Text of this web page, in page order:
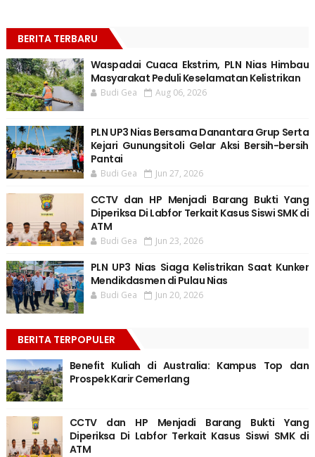
BERITA TERBARU
Waspadai Cuaca Ekstrim, PLN Nias Himbau
Masyarakat Peduli Keselamatan Kelistrikan
Budi Gea Aug 06, 2026
PLN UP3 Nias Bersama Danantara Grup Serta
Kejari Gunungsitoli Gelar Aksi Bersih-bersih
Pantai
Budi Gea Jun 27, 2026
CCTV dan HP Menjadi Barang Bukti Yang
Diperiksa Di Labfor Terkait Kasus Siswi SMK di
ATM
Budi Gea Jun 23, 2026
PLN UP3 Nias Siaga Kelistrikan Saat Kunker
Mendikdasmen di Pulau Nias
Budi Gea Jun 20, 2026
BERITA TERPOPULER
Benefit Kuliah di Australia: Kampus Top dan
Prospek Karir Cemerlang
CCTV dan HP Menjadi Barang Bukti Yang
Diperiksa Di Labfor Terkait Kasus Siswi SMK di
ATM